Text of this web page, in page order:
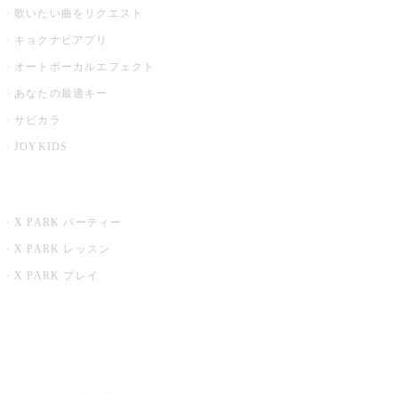
歌いたい曲をリクエスト
キョクナビアプリ
オートボーカルエフェクト
あなたの最適キー
サビカラ
JOYKIDS
X PARK パーティー
X PARK レッスン
X PARK プレイ